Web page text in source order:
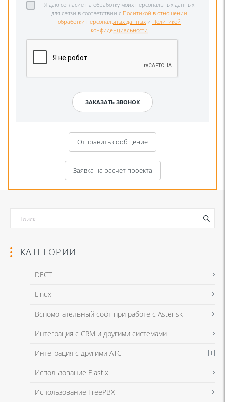
Я даю согласие на обработку моих персональных данных
для связи в соответствии с Политикой в отношении
обработки персональных данных и Политикой
конфиденциальности
Отправить сообщение
Я даю согласие на обработку моих персональных данных для связи
в соответствии с Политикой в отношении обработки персональных
Заявка на расчет проекта
Я даю согласие на обработку моих персональных данных для связи
в соответствии с Политикой в отношении обработки персональных
КАТЕГОРИИ
DECT
Linux
Вспомогательный софт при работе с Asterisk
Интеграция с CRM и другими системами
Интеграция с другими АТС
Использование Elastix
Использование FreePBX